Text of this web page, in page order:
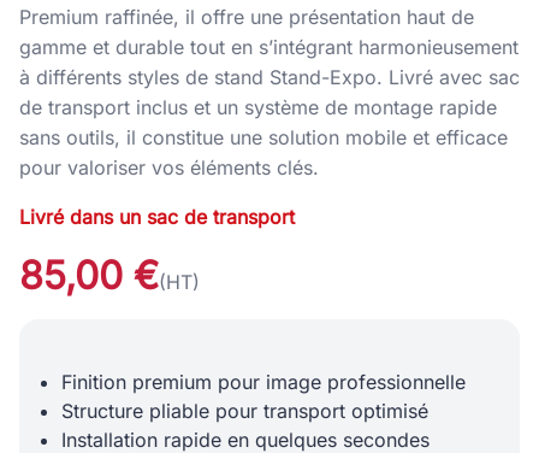
Premium raffinée, il offre une présentation haut de
gamme et durable tout en s’intégrant harmonieusement
à différents styles de stand Stand-Expo. Livré avec sac
de transport inclus et un système de montage rapide
sans outils, il constitue une solution mobile et efficace
pour valoriser vos éléments clés.
Livré dans un sac de transport
85,00 €(HT)
Finition premium pour image professionnelle
Structure pliable pour transport optimisé
Installation rapide en quelques secondes